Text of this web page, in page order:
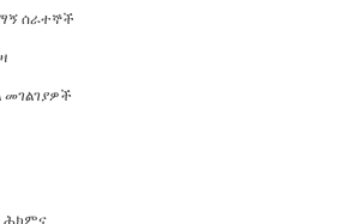
ሰራተኞች
ሕክምና